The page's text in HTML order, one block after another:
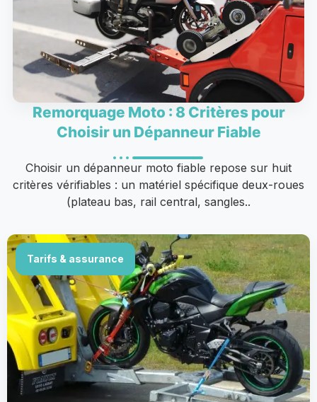
Remorquage Moto : 8 Critères pour
Choisir un Dépanneur Fiable
Choisir un dépanneur moto fiable repose sur huit
critères vérifiables : un matériel spécifique deux-roues
(plateau bas, rail central, sangles..
Tarifs & assurance